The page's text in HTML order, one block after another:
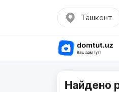
Ташкент
Найдено